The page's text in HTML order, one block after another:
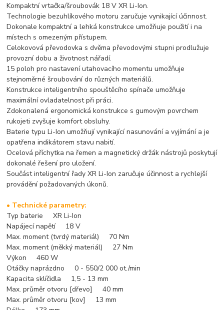
Kompaktní vrtačka/šroubovák 18 V XR Li-Ion.
Technologie bezuhlíkového motoru zaručuje vynikající účinnost.
Dokonale kompaktní a lehká konstrukce umožňuje použití i na
místech s omezeným přístupem.
Celokovová převodovka s dvěma převodovými stupni prodlužuje
provozní dobu a životnost nářadí.
15 poloh pro nastavení utahovacího momentu umožňuje
stejnoměrné šroubování do různých materiálů.
Konstrukce inteligentního spouštěcího spínače umožňuje
maximální ovladatelnost při práci.
Zdokonalená ergonomická konstrukce s gumovým povrchem
rukojeti zvyšuje komfort obsluhy.
Baterie typu Li-Ion umožňují vynikající nasunování a vyjímání a je
opatřena indikátorem stavu nabití.
Ocelová příchytka na řemen a magnetický držák nástrojů poskytují
dokonalé řešení pro uložení.
Součást inteligentní řady XR Li-Ion zaručuje účinnost a rychlejší
provádění požadovaných úkonů.
• Technické parametry:
Typ baterie XR Li-Ion
Napájecí napětí 18 V
Max. moment (tvrdý materiál) 70 Nm
Max. moment (měkký materiál) 27 Nm
Výkon 460 W
Otáčky naprázdno 0 - 550/2 000 ot./min
Kapacita sklíčidla 1,5 - 13 mm
Max. průměr otvoru [dřevo] 40 mm
Max. průměr otvoru [kov] 13 mm